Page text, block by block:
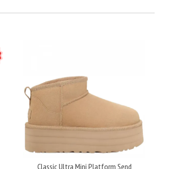
Classic Ultra Mini Platform Send